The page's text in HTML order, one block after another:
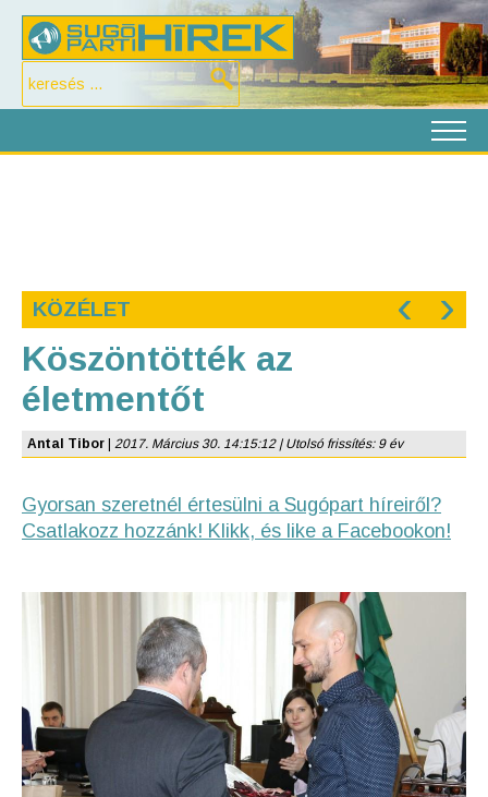
KÖZÉLET ‹ ›
Köszöntötték az
életmentőt
Antal Tibor 2017. Március 30. 14:15:12 | Utolsó frissítés: 9 év
Gyorsan szeretnél értesülni a Sugópart híreiről?
Csatlakozz hozzánk! Klikk, és like a Facebookon!